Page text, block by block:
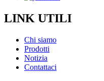
LINK UTILI
Chi siamo
Prodotti
Notizia
Contattaci